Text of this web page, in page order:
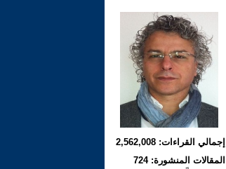
إجمالي القراءات: 2,562,008
المقالات المنشورة: 724